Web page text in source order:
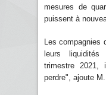
mesures de
puissent à
Les compagnies
leurs liquidités
trimestre
perdre", ajoute